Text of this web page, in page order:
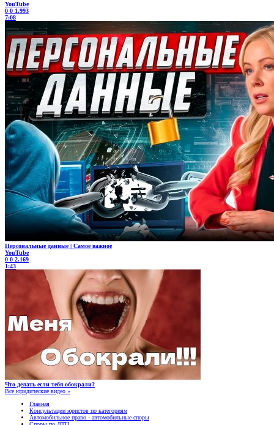
YouTube
0 0 1.993
7:08
Персональные данные | Самое важное
YouTube
0 0 2.169
1:43
Что делать если тебя обокрали?
Все юридические видео »
Главная
Консультации юристов по категориям
Автомобильное право - автомобильные споры